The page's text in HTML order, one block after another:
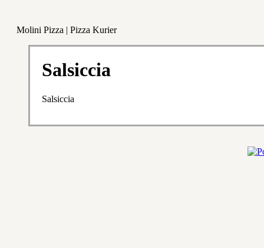
Molini Pizza | Pizza Kurier
Salsiccia
Salsiccia